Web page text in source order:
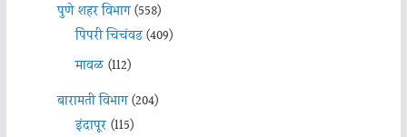
पुणे शहर विभाग(558)
पिंपरी चिचंवड(409)
मावळ(112)
बारामती विभाग(204)
इंदापूर(115)